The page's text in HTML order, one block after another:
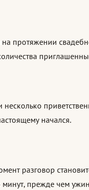
протяжении
начался.
разговор
прежде чем